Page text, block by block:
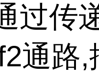
过传
通路,